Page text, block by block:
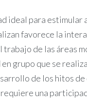
ideal para
favorece la
de las áreas
grupo que se
de los hitos
una